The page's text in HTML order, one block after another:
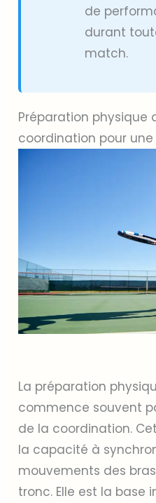
de
durant
match.
Préparation physique
coordination pour
La préparation
commence souvent
de la coordination.
la capacité à
mouvements des
tronc. Elle est la base